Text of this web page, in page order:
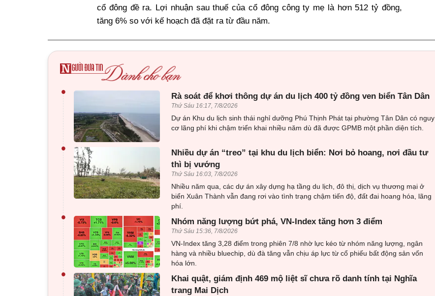
cổ đông đề ra. Lợi nhuận sau thuế của cổ đông công ty mẹ là hơn 512 tỷ đồng,
tăng 6% so với kế hoạch đã đặt ra từ đầu năm.
• Rà soát để khơi thông dự án du lịch 400 tỷ đồng ven biển Tân Dân
Thứ Sáu 16:17, 7/8/2026
Dự án Khu du lịch sinh thái nghỉ dưỡng Phú Thịnh Phát tại phường Tân Dân có nguy
cơ lãng phí khi chậm triển khai nhiều năm dù đã được GPMB một phần diện tích.
•
Nhiều dự án “treo” tại khu du lịch biển: Nơi bỏ hoang, nơi đầu tư
thì bị vướng
Thứ Sáu 16:03, 7/8/2026
Nhiều năm qua, các dự án xây dựng hạ tầng du lịch, đô thị, dịch vụ thương mại ở
biển Xuân Thành vẫn đang rơi vào tình trạng chậm tiến độ, đất đai hoang hóa, lãng
phí.
• Nhóm năng lượng bứt phá, VN-Index tăng hơn 3 điểm
Thứ Sáu 15:36, 7/8/2026
VN-Index tăng 3,28 điểm trong phiên 7/8 nhờ lực kéo từ nhóm năng lượng, ngân
hàng và nhiều bluechip, dù đà tăng vẫn chịu áp lực từ cổ phiếu bất động sản vốn
hóa lớn.
•
Khai quật, giám định 469 mộ liệt sĩ chưa rõ danh tính tại Nghĩa
trang Mai Dịch